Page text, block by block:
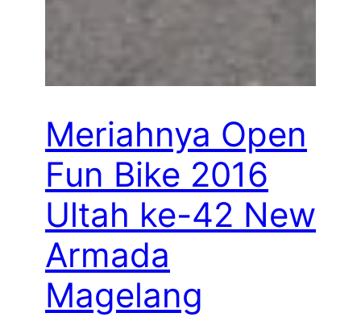
Meriahnya Open
Fun Bike 2016
Ultah ke-42 New
Armada
Magelang